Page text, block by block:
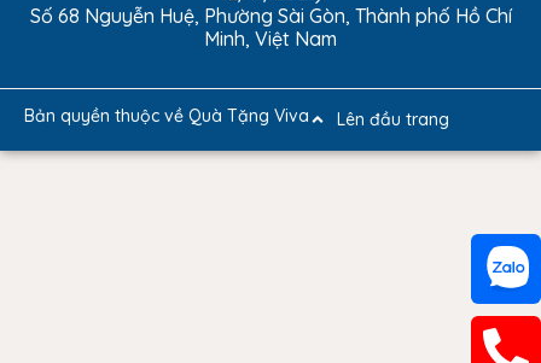
Số 68 Nguyễn Huệ, Phường Sài Gòn, Thành phố Hồ Chí
Minh, Việt Nam
Bản quyền thuộc về Quà Tặng Viva Lên đầu trang